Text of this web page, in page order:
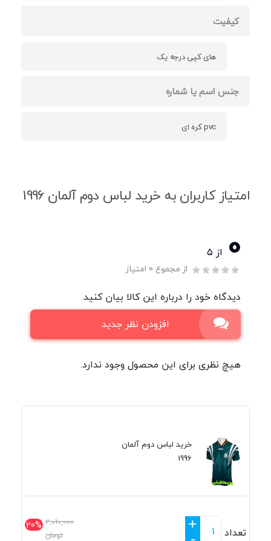
کیفیت
های کپی درجه یک
جنس اسم یا شماره
pvc کره ای
امتیاز کاربران به خرید لباس دوم آلمان 1996
0 از ۵
از مجموع 0 امتیاز
دیدگاه خود را درباره این کالا بیان کنید
افزودن نظر جدید
هیچ نظری برای این محصول وجود ندارد.
خرید لباس دوم آلمان
1996
20% 2,010,000
تومان
تعداد
+